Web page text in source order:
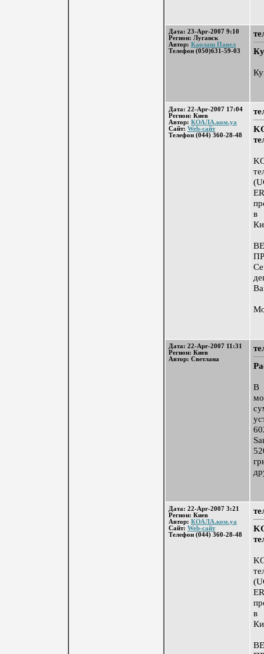
Дата: 23-Apr-2007 9:10
Регион: Луганск
Автор: Карлаш Павел
Телефон (050)631-59-03
Дата: 22-Apr-2007 17:04
Регион: Киев
Автор: КОАЛА.ком.уа
Сайт: Web-сайт
Телефон (044) 360-28-48
в
Дата: 22-Apr-2007 11:31
Регион: Киев
Автор: Светлана
В
Дата: 22-Apr-2007 3:21
Регион: Киев
Автор: КОАЛА.ком.уа
Сайт: Web-сайт
Телефон (044) 360-28-48
в